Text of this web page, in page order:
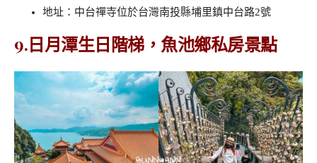
地址：中台禪寺位於台灣南投縣埔里鎮中台路2號
9.日月潭生日階梯，魚池鄉私房景點